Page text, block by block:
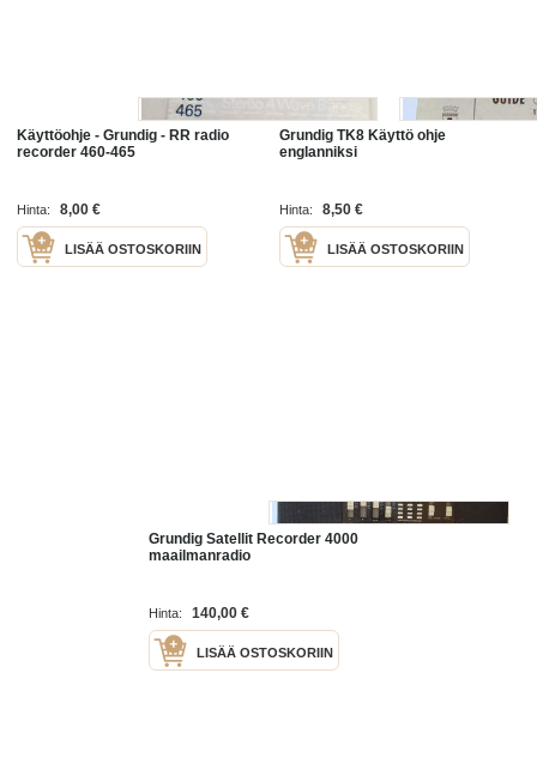
Käyttöohje - Grundig - RR radio
recorder 460-465
Hinta: 8,00 €
LISÄÄ OSTOSKORIIN
Grundig TK8 Käyttö ohje
englanniksi
Hinta: 8,50 €
LISÄÄ OSTOSKORIIN
Grundig Satellit Recorder 4000
maailmanradio
Hinta: 140,00 €
LISÄÄ OSTOSKORIIN